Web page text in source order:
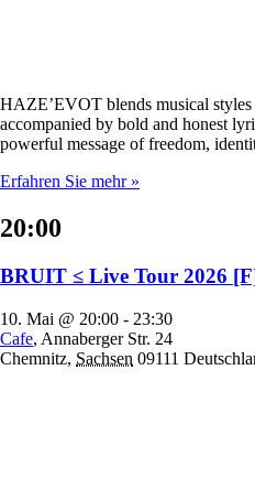
HAZE’EVOT blends musical
accompanied by bold and honest
powerful message of freedom,
Erfahren Sie mehr »
20:00
BRUIT ≤ Live Tour 2026
10. Mai @ 20:00 - 23:30
Cafe, Annaberger Str. 24
Chemnitz, Sachsen 09111